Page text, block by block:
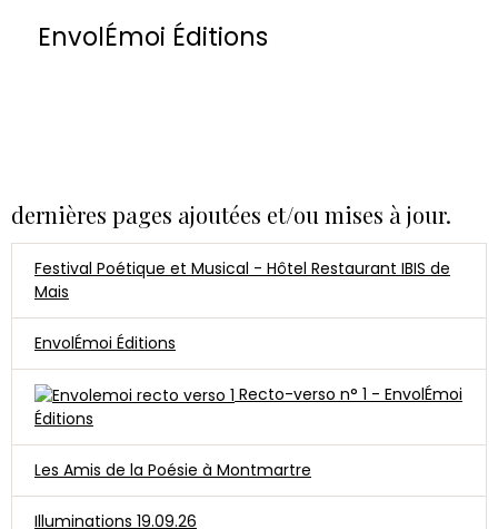
EnvolÉmoi Éditions
dernières pages ajoutées et/ou mises à jour.
Festival Poétique et Musical - Hôtel Restaurant IBIS de
Mais
EnvolÉmoi Éditions
Recto-verso n° 1 - EnvolÉmoi
Éditions
Les Amis de la Poésie à Montmartre
Illuminations 19.09.26